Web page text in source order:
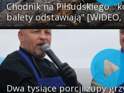
Chodnik na Piłsudskiego:
balety odstawiają" [WIDEO,
Dwa tysiące porcji zupy